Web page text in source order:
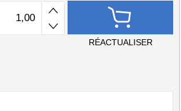
RÉACTUALISER